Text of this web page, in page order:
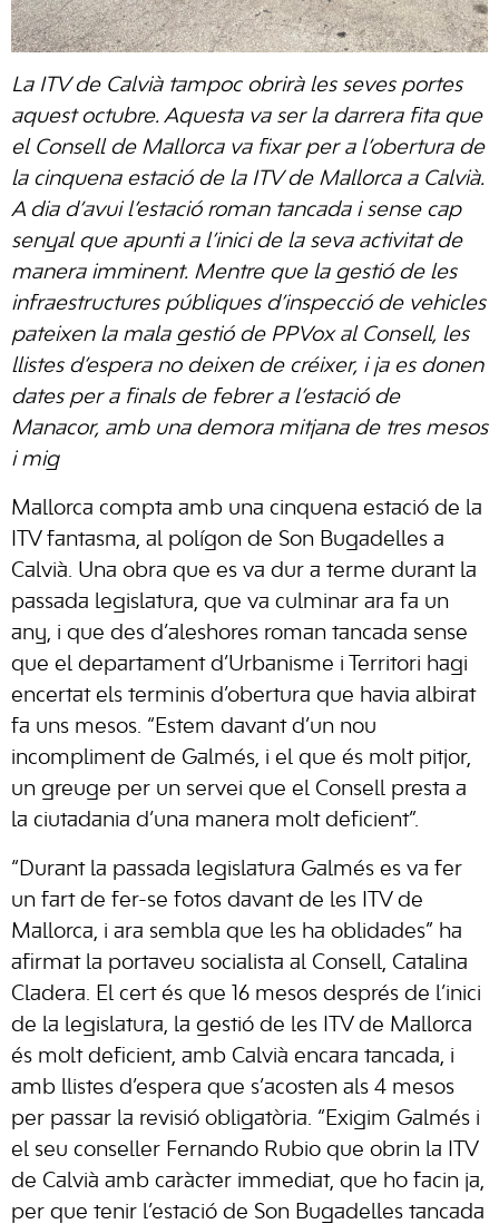
La ITV de Calvià tampoc obrirà les seves portes
aquest octubre. Aquesta va ser la darrera fita que
el Consell de Mallorca va fixar per a l’obertura de
la cinquena estació de la ITV de Mallorca a Calvià.
A dia d’avui l’estació roman tancada i sense cap
senyal que apunti a l’inici de la seva activitat de
manera imminent. Mentre que la gestió de les
infraestructures públiques d’inspecció de vehicles
pateixen la mala gestió de PPVox al Consell, les
llistes d’espera no deixen de créixer, i ja es donen
dates per a finals de febrer a l’estació de
Manacor, amb una demora mitjana de tres mesos
i mig
Mallorca compta amb una cinquena estació de la
ITV fantasma, al polígon de Son Bugadelles a
Calvià. Una obra que es va dur a terme durant la
passada legislatura, que va culminar ara fa un
any, i que des d’aleshores roman tancada sense
que el departament d’Urbanisme i Territori hagi
encertat els terminis d’obertura que havia albirat
fa uns mesos. “Estem davant d’un nou
incompliment de Galmés, i el que és molt pitjor,
un greuge per un servei que el Consell presta a
la ciutadania d’una manera molt deficient”.
“Durant la passada legislatura Galmés es va fer
un fart de fer-se fotos davant de les ITV de
Mallorca, i ara sembla que les ha oblidades” ha
afirmat la portaveu socialista al Consell, Catalina
Cladera. El cert és que 16 mesos després de l’inici
de la legislatura, la gestió de les ITV de Mallorca
és molt deficient, amb Calvià encara tancada, i
amb llistes d’espera que s’acosten als 4 mesos
per passar la revisió obligatòria. “Exigim Galmés i
el seu conseller Fernando Rubio que obrin la ITV
de Calvià amb caràcter immediat, que ho facin ja,
per que tenir l’estació de Son Bugadelles tancada